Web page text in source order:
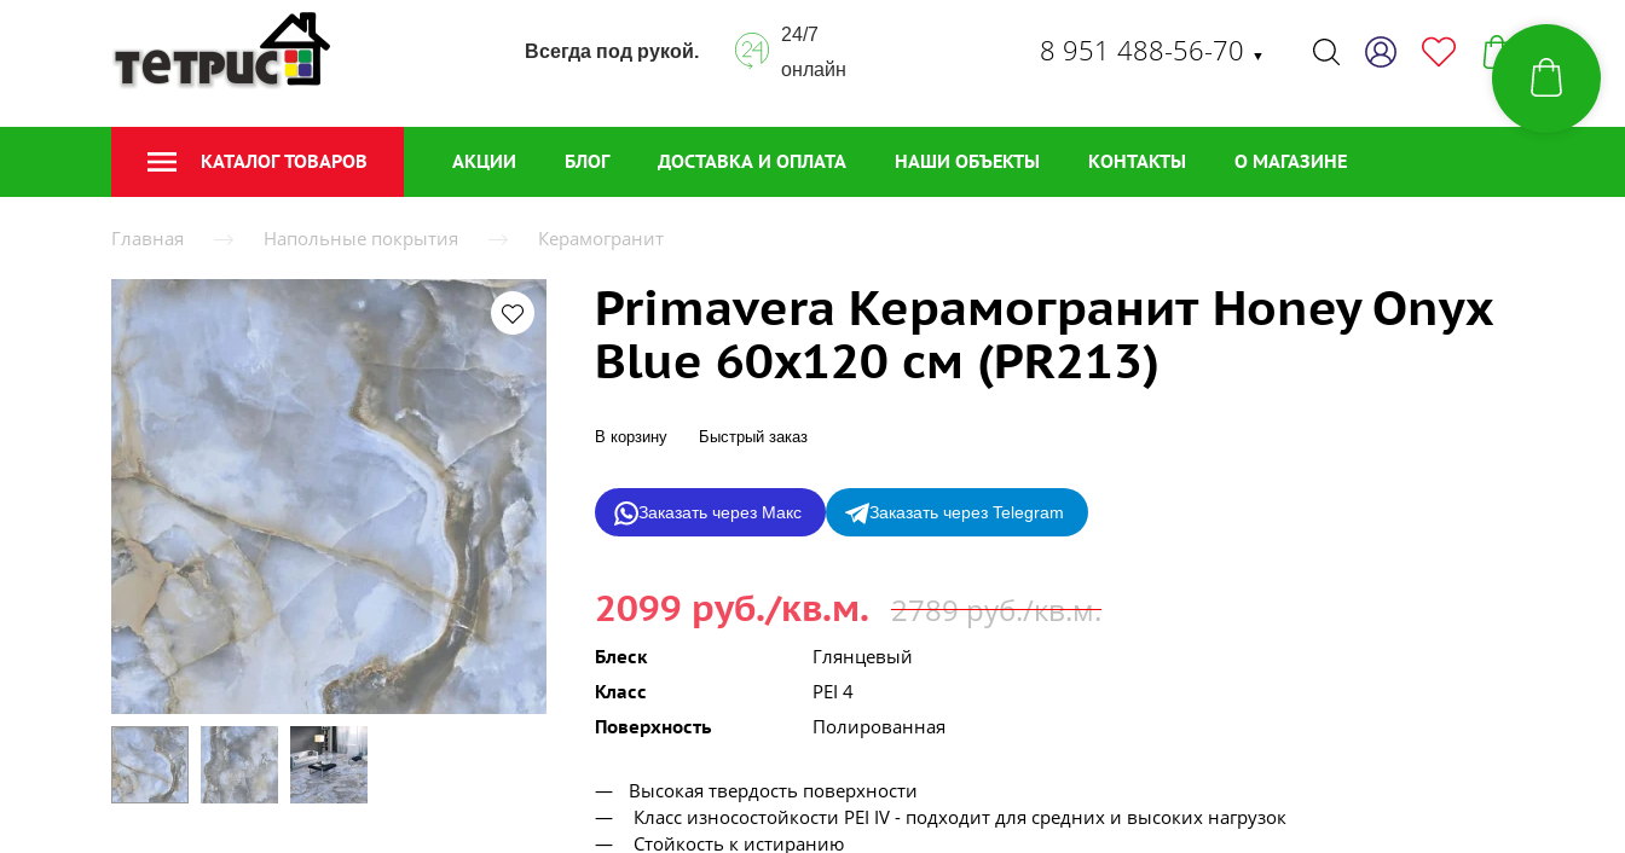
Всегда под рукой.
24/7
онлайн
8 951 488-56-70 ▼
КАТАЛОГ ТОВАРОВ АКЦИИ БЛОГ ДОСТАВКА И ОПЛАТА НАШИ ОБЪЕКТЫ КОНТАКТЫ О МАГАЗИНЕ
Главная Напольные покрытия Керамогранит
Primavera Керамогранит Honey Onyx
Blue 60x120 см (PR213)
В корзину Быстрый заказ
Заказать через Макс Заказать через Telegram
2099 руб./кв.м. 2789 руб./кв.м.
Блеск Глянцевый
Класс PEI 4
Поверхность Полированная
Высокая твердость поверхности
Класс износостойкости PEI IV - подходит для средних и высоких нагрузок
Стойкость к истиранию